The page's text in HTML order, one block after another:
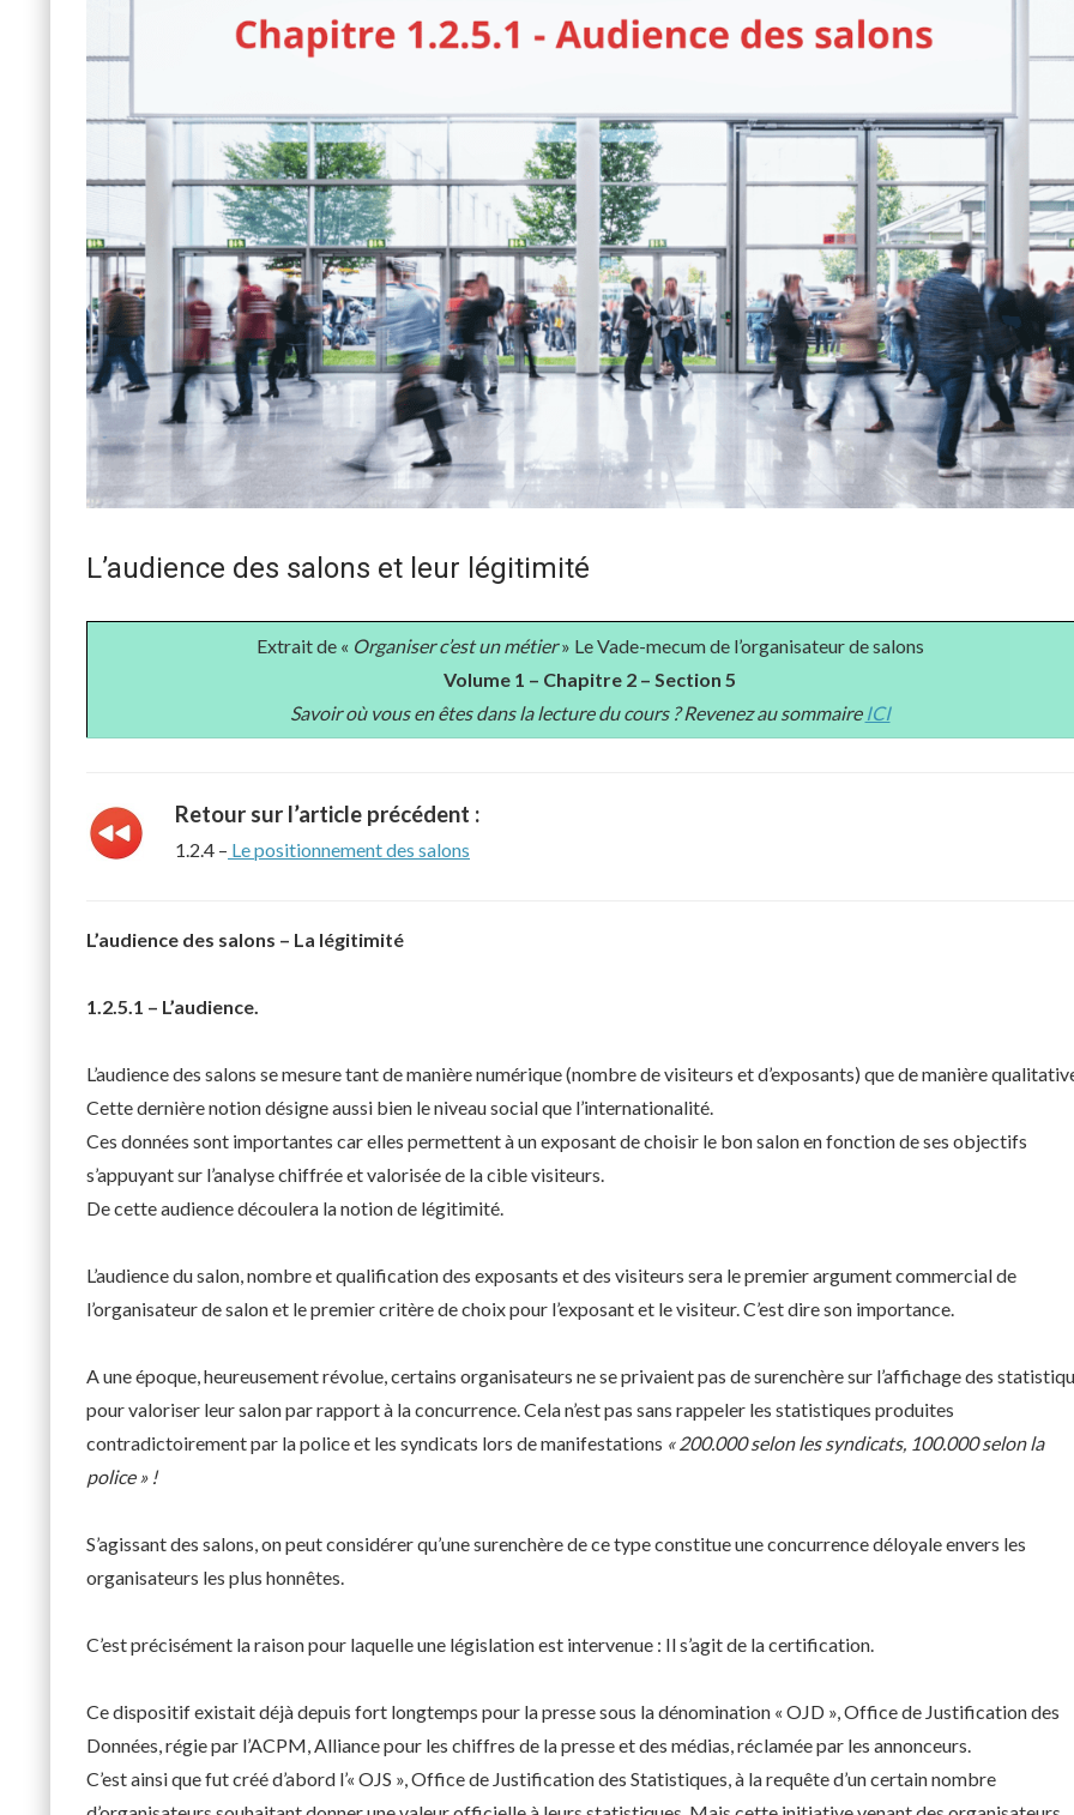
L’audience des salons et leur légitimité
Extrait de « Organiser c’est un métier» Le Vade-mecum de l’organisateur de salons
Volume 1 – Chapitre 2 – Section 5
Savoir où vous en êtes dans la lecture du cours ? Revenez au sommaire ICI
Retour sur l’article précédent :
1.2.4 – Le positionnement des salons
L’audience des salons – La légitimité
1.2.5.1 – L’audience.
L’audience des salons se mesure tant de manière numérique (nombre de visiteurs et d’exposants) que de manière
Cette dernière notion désigne aussi bien le niveau social que l’internationalité.
Ces données sont importantes car elles permettent à un exposant de choisir le bon salon en fonction de ses objectifs
s’appuyant sur l’analyse chiffrée et valorisée de la cible visiteurs.
De cette audience découlera la notion de légitimité.
L’audience du salon, nombre et qualification des exposants et des visiteurs sera le premier argument commercial de
l’organisateur de salon et le premier critère de choix pour l’exposant et le visiteur. C’est dire son importance.
A une époque, heureusement révolue, certains organisateurs ne se privaient pas de surenchère sur l’affichage des
pour valoriser leur salon par rapport à la concurrence. Cela n’est pas sans rappeler les statistiques produites
contradictoirement par la police et les syndicats lors de manifestations « 200.000 selon les syndicats, 100.000 selon la
police » !
S’agissant des salons, on peut considérer qu’une surenchère de ce type constitue une concurrence déloyale envers les
organisateurs les plus honnêtes.
C’est précisément la raison pour laquelle une législation est intervenue : Il s’agit de la certification.
Ce dispositif existait déjà depuis fort longtemps pour la presse sous la dénomination « OJD », Office de Justification des
Données, régie par l’ACPM, Alliance pour les chiffres de la presse et des médias, réclamée par les annonceurs.
C’est ainsi que fut créé d’abord l’« OJS », Office de Justification des Statistiques, à la requête d’un certain nombre